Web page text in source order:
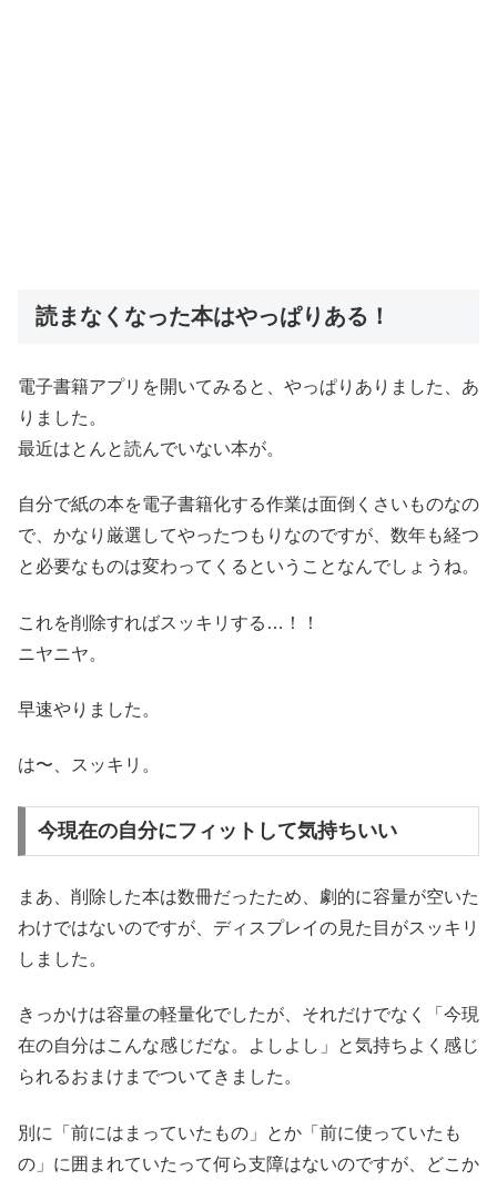
読まなくなった本はやっぱりある！
電子書籍アプリを開いてみると、やっぱりありました、あ
りました。
最近はとんと読んでいない本が。
自分で紙の本を電子書籍化する作業は面倒くさいものなの
で、かなり厳選してやったつもりなのですが、数年も経つ
と必要なものは変わってくるということなんでしょうね。
これを削除すればスッキリする…！！
ニヤニヤ。
早速やりました。
は〜、スッキリ。
今現在の自分にフィットして気持ちいい
まあ、削除した本は数冊だったため、劇的に容量が空いた
わけではないのですが、ディスプレイの見た目がスッキリ
しました。
きっかけは容量の軽量化でしたが、それだけでなく「今現
在の自分はこんな感じだな。よしよし」と気持ちよく感じ
られるおまけまでついてきました。
別に「前にはまっていたもの」とか「前に使っていたも
の」に囲まれていたって何ら支障はないのですが、どこか